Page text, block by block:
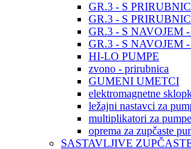
GR.3 - S
GR.3 - S
GR.3 - S NAVOJEM
GR.3 - S NAVOJEM
HI-LO PUMPE
zvono - prirubnica
GUMENI UMETCI
elektromagnetne
ležajni nastavci za
multiplikatori za pumpe
oprema za zupčaste
SASTAVLJIVE